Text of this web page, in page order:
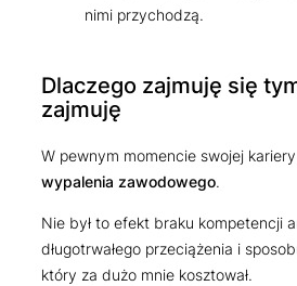
nimi przychodzą.
Dlaczego zajmuję się
zajmuję
W pewnym momencie swojej kariery
wypalenia zawodowego.
Nie był to efekt braku kompetencji
długotrwałego przeciążenia i
który za dużo mnie kosztował.